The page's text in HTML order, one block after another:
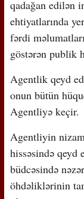
qadağan edilən
ehtiyatlarında
fərdi
göstərən publik
Agentlik qeyd
onun bütün
Agentliyə keçir.
Agentliyin
hissəsində qeyd
büdcəsində
öhdəliklərinin